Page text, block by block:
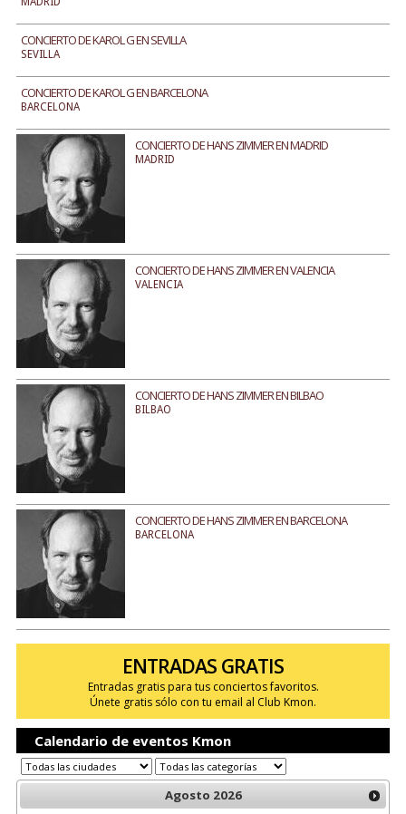
CONCIERTO DE KAROL G EN SEVILLA
SEVILLA
CONCIERTO DE KAROL G EN BARCELONA
BARCELONA
CONCIERTO DE HANS ZIMMER EN MADRID
MADRID
CONCIERTO DE HANS ZIMMER EN VALENCIA
VALENCIA
CONCIERTO DE HANS ZIMMER EN BILBAO
BILBAO
CONCIERTO DE HANS ZIMMER EN BARCELONA
BARCELONA
ENTRADAS GRATIS
Entradas gratis para tus conciertos favoritos.
Únete gratis sólo con tu email al Club Kmon.
Calendario de eventos Kmon
Agosto 2026